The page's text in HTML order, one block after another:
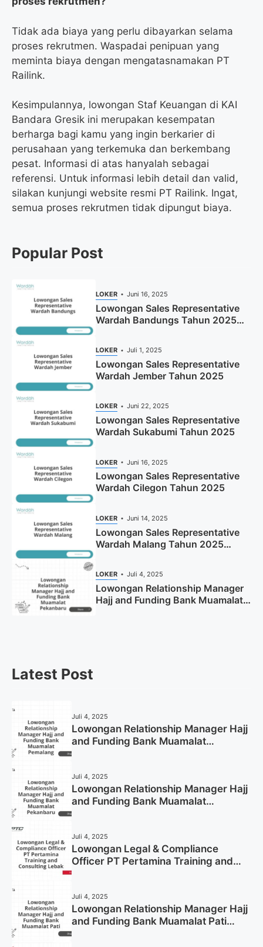
Tidak ada biaya yang perlu dibayarkan selama
proses rekrutmen. Waspadai penipuan yang
meminta biaya dengan mengatasnamakan PT
Railink.
Kesimpulannya, lowongan Staf Keuangan di KAI
Bandara Gresik ini merupakan kesempatan
berharga bagi kamu yang ingin berkarier di
perusahaan yang terkemuka dan berkembang
pesat. Informasi di atas hanyalah sebagai
referensi. Untuk informasi lebih detail dan valid,
silakan kunjungi website resmi PT Railink. Ingat,
semua proses rekrutmen tidak dipungut biaya.
Popular Post
LOKER Juni 16, 2025
Lowongan Sales Representative
Wardah Bandungs Tahun 2025
LOKER Juli 1, 2025
Lowongan Sales Representative
Wardah Jember Tahun 2025
LOKER Juni 22, 2025
Lowongan Sales Representative
Wardah Sukabumi Tahun 2025
LOKER Juni 16, 2025
Lowongan Sales Representative
Wardah Cilegon Tahun 2025
LOKER Juni 14, 2025
Lowongan Sales Representative
Wardah Malang Tahun 2025
LOKER Juli 4, 2025
Lowongan Relationship Manager
Hajj and Funding Bank Muamalat
Latest Post
Juli 4, 2025
Lowongan Relationship Manager Hajj
and Funding Bank Muamalat
Juli 4, 2025
Lowongan Relationship Manager Hajj
and Funding Bank Muamalat
Juli 4, 2025
Lowongan Legal & Compliance
Officer PT Pertamina Training and
Juli 4, 2025
Lowongan Relationship Manager Hajj
and Funding Bank Muamalat Pati